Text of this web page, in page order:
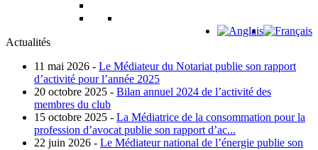
Actualités
11 mai 2026 - Le Médiateur du Notariat publie son rapport
d’activité pour l’année 2025
20 octobre 2025 - Bilan annuel 2024 de l’activité des
membres du club
15 octobre 2025 - La Médiatrice de la consommation pour la
profession d’avocat publie son rapport d’ac...
22 juin 2026 - Le Médiateur national de l’énergie publie son